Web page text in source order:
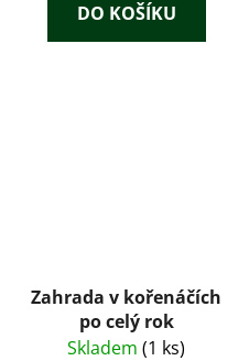
DO KOŠÍKU
Zahrada v kořenáčích
po celý rok
Skladem (1 ks)